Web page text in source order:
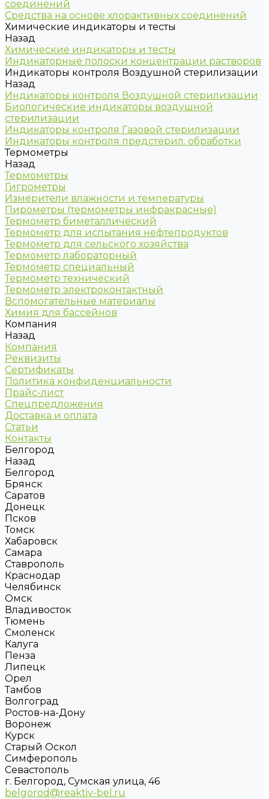
соединений
Средства на основе хлорактивных соединений
Химические индикаторы и тесты
Назад
Химические индикаторы и тесты
Индикаторные полоски концентрации растворов
Индикаторы контроля Воздушной стерилизации
Назад
Индикаторы контроля Воздушной стерилизации
Биологические индикаторы воздушной
стерилизации
Индикаторы контроля Газовой стерилизации
Индикаторы контроля предстерил. обработки
Термометры
Назад
Термометры
Гигрометры
Измерители влажности и температуры
Пирометры (термометры инфракрасные)
Термометр биметаллический
Термометр для испытания нефтепродуктов
Термометр для сельского хозяйства
Термометр лабораторный
Термометр специальный
Термометр технический
Термометр электроконтактный
Вспомогательные материалы
Химия для бассейнов
Компания
Назад
Компания
Реквизиты
Сертификаты
Политика конфиденциальности
Прайс-лист
Спецпредложения
Доставка и оплата
Статьи
Контакты
Белгород
Назад
Белгород
Брянск
Саратов
Донецк
Псков
Томск
Хабаровск
Самара
Ставрополь
Краснодар
Челябинск
Омск
Владивосток
Тюмень
Смоленск
Калуга
Пенза
Липецк
Орел
Тамбов
Волгоград
Ростов-на-Дону
Воронеж
Курск
Старый Оскол
Симферополь
Севастополь
г. Белгород, Сумская улица, 46
belgorod@reaktiv-bel.ru